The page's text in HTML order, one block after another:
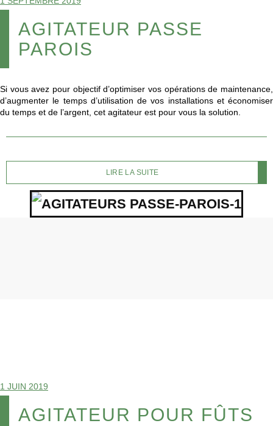
AGITATEUR PASSE
PAROIS
Si vous avez pour objectif d’optimiser vos opérations de maintenance,
d’augmenter le temps d’utilisation de vos installations et économiser
du temps et de l’argent, cet agitateur est pour vous la solution.
LIRE LA SUITE
1 JUIN 2019
AGITATEUR POUR FÛTS